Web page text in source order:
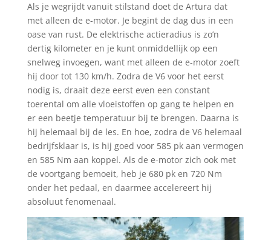
Als je wegrijdt vanuit stilstand doet de Artura dat
met alleen de e-motor. Je begint de dag dus in een
oase van rust. De elektrische actieradius is zo’n
dertig kilometer en je kunt onmiddellijk op een
snelweg invoegen, want met alleen de e-motor zoeft
hij door tot 130 km/h. Zodra de V6 voor het eerst
nodig is, draait deze eerst even een constant
toerental om alle vloeistoffen op gang te helpen en
er een beetje temperatuur bij te brengen. Daarna is
hij helemaal bij de les. En hoe, zodra de V6 helemaal
bedrijfsklaar is, is hij goed voor 585 pk aan vermogen
en 585 Nm aan koppel. Als de e-motor zich ook met
de voortgang bemoeit, heb je 680 pk en 720 Nm
onder het pedaal, en daarmee accelereert hij
absoluut fenomenaal.